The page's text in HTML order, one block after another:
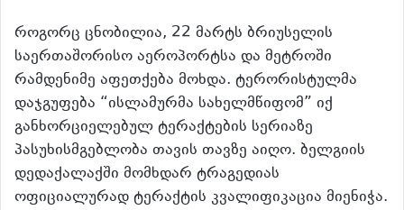
როგორც ცნობილია, 22 მარტს ბრიუსელის
საერთაშორისო აეროპორტსა და მეტროში
რამდენიმე აფეთქება მოხდა. ტერორისტულმა
დაჯგუფება “ისლამურმა სახელმწიფომ” იქ
განხორციელებულ ტერაქტების სერიაზე
პასუხისმგებლობა თავის თავზე აიღო. ბელგიის
დედაქალაქში მომხდარ ტრაგედიას
ოფიციალურად ტერაქტის კვალიფიკაცია მიენიჭა.